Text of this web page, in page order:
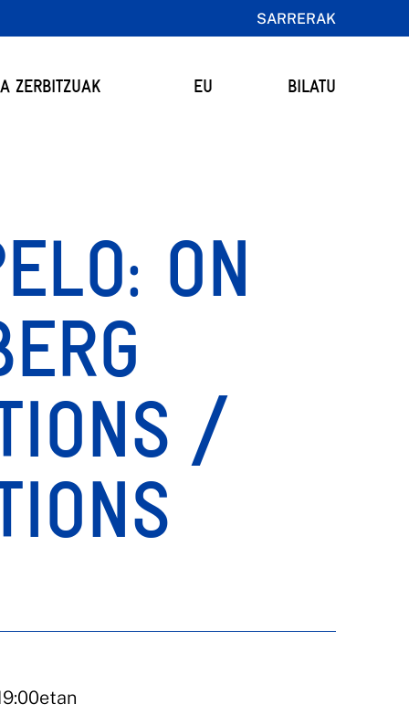
SARRERAK
ZERBITZUAK
EU BILATU
ON
/